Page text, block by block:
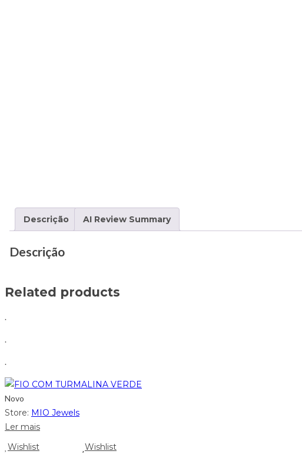
Descrição AI Review Summary
Descrição
Related products
.
.
.
Novo
Store: MIO Jewels
Ler mais
Wishlist
Wishlist